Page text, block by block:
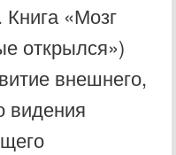
«Мозг
открылся»)
внешнего,
видения